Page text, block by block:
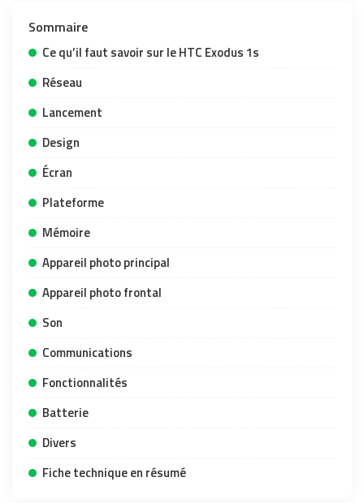
Sommaire
Ce qu’il faut savoir sur le HTC Exodus 1s
Réseau
Lancement
Design
Écran
Plateforme
Mémoire
Appareil photo principal
Appareil photo frontal
Son
Communications
Fonctionnalités
Batterie
Divers
Fiche technique en résumé